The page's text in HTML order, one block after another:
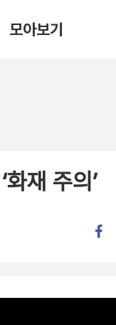
모아보기
재 주의’